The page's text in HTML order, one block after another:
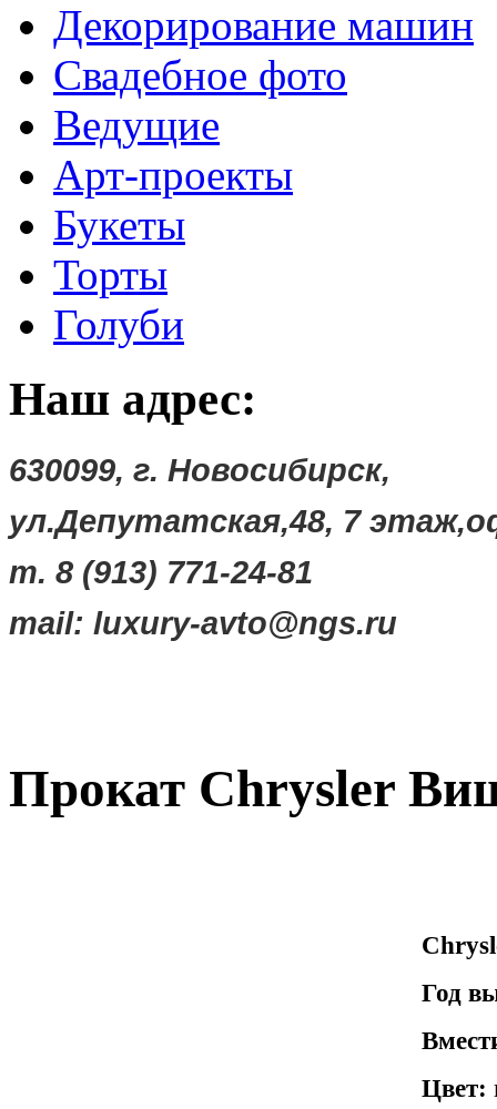
Декорирование машин
Свадебное фото
Ведущие
Арт-проекты
Букеты
Торты
Голуби
Наш адрес:
630099, г. Новосибирск,
ул.Депутатская,48, 7
т. 8 (913) 771-24-81
mail: luxury-avto@ngs.ru
Прокат Chrysler
Год
Цвет: